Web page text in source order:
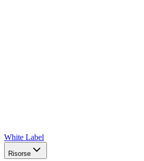
White Label
Risorse